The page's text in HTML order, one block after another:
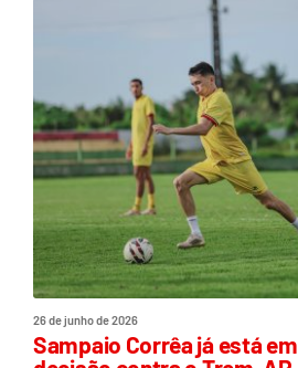
26 de junho de 2026
Sampaio Corrêa já está